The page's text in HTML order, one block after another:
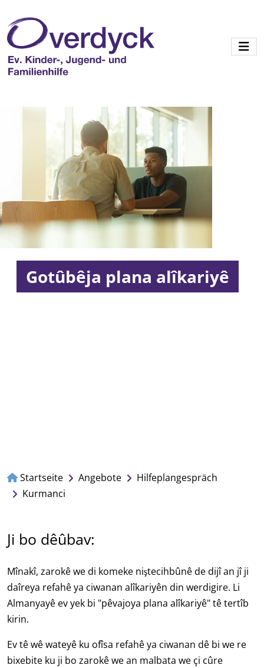
Gotûbêja plana alîkariyê
Startseite Angebote
Hilfeplangespräch
Kurmanci
Ji bo dêûbav:
Mînakî, zarokê we di komeke niştecihbûnê de dijî an jî ji
daîreya refahê ya ciwanan alîkariyên din werdigire. Li
Almanyayê ev yek bi "pêvajoya plana alîkariyê" tê tertîb
kirin.
Ev tê wê wateyê ku ofîsa refahê ya ciwanan dê bi we re
bixebite ku ji bo zarokê we an malbata we çi cûre